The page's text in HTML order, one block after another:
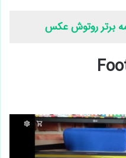
برتر روتوش عکس